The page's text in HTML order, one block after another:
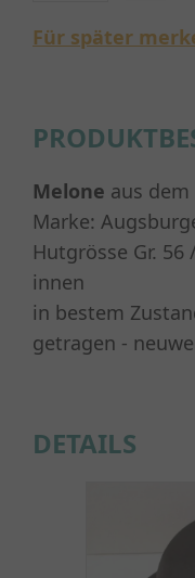
Für später
Melone aus dem
Marke:
Hutgrösse Gr.
innen
in bestem
getragen -
DETAILS